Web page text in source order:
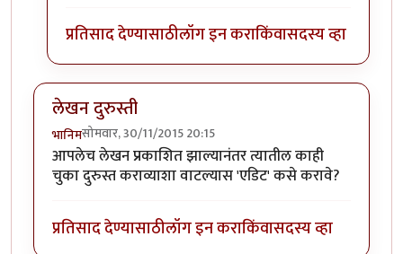
प्रतिसाद देण्यासाठीलॉग इन कराकिंवासदस्य व्हा
लेखन दुरुस्ती
भानिमसोमवार, 30/11/2015 20:15
आपलेच लेखन प्रकाशित झाल्यानंतर त्यातील काही
चुका दुरुस्त कराव्याशा वाटल्यास 'एडिट' कसे करावे?
प्रतिसाद देण्यासाठीलॉग इन कराकिंवासदस्य व्हा